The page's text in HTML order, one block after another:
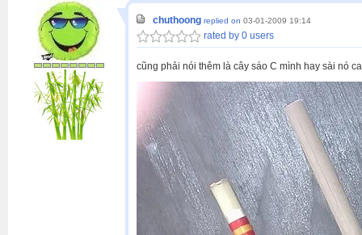
chuthoong replied on 03-01-2009 19:14
rated by 0 users
cũng phải nói thêm là cây sáo C mình hay sài nó